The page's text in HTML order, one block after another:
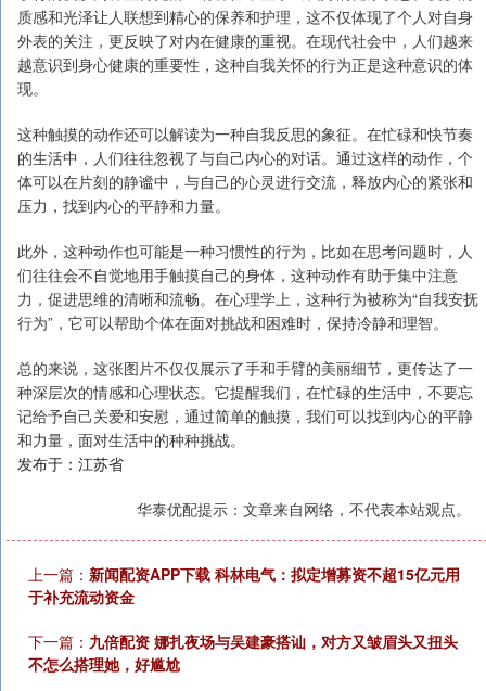
质感和光泽让人联想到精心的保养和护理，这不仅体现了个人对自身
外表的关注，更反映了对内在健康的重视。在现代社会中，人们越来
越意识到身心健康的重要性，这种自我关怀的行为正是这种意识的体
现。
这种触摸的动作还可以解读为一种自我反思的象征。在忙碌和快节奏
的生活中，人们往往忽视了与自己内心的对话。通过这样的动作，个
体可以在片刻的静谧中，与自己的心灵进行交流，释放内心的紧张和
压力，找到内心的平静和力量。
此外，这种动作也可能是一种习惯性的行为，比如在思考问题时，人
们往往会不自觉地用手触摸自己的身体，这种动作有助于集中注意
力，促进思维的清晰和流畅。在心理学上，这种行为被称为“自我安抚
行为”，它可以帮助个体在面对挑战和困难时，保持冷静和理智。
总的来说，这张图片不仅仅展示了手和手臂的美丽细节，更传达了一
种深层次的情感和心理状态。它提醒我们，在忙碌的生活中，不要忘
记给予自己关爱和安慰，通过简单的触摸，我们可以找到内心的平静
和力量，面对生活中的种种挑战。
发布于：江苏省
华泰优配提示：文章来自网络，不代表本站观点。
上一篇： 新闻配资APP下载 科林电气：拟定增募资不超15亿元用
于补充流动资金
下一篇： 九倍配资 娜扎夜场与吴建豪搭讪，对方又皱眉头又扭头
不怎么搭理她，好尴尬